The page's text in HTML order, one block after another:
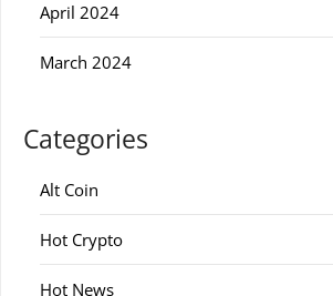
April 2024
March 2024
Categories
Alt Coin
Hot Crypto
Hot News